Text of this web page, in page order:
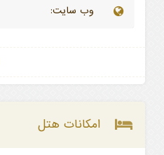
وب سایت:
امکانات هتل